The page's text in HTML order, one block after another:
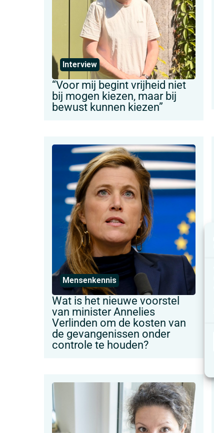
Interview
“Voor mij begint vrijheid niet
bij mogen kiezen, maar bij
bewust kunnen kiezen”
Mensenkennis
Wat is het nieuwe voorstel
van minister Annelies
Verlinden om de kosten van
de gevangenissen onder
controle te houden?